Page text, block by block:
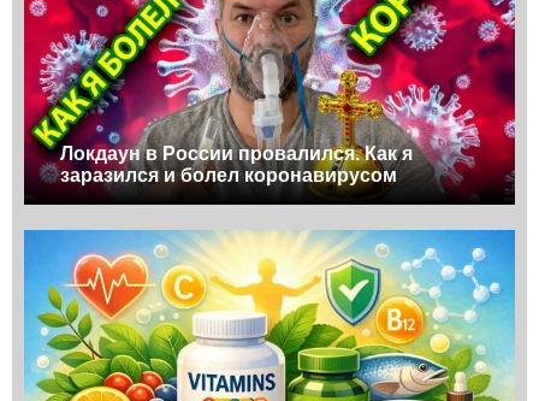
Локдаун в России провалился. Как я
заразился и болел коронавирусом